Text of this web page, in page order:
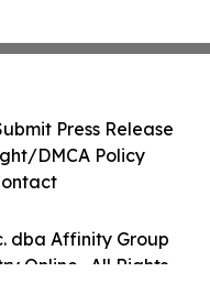
dba Affinity Group
Online . All Rights
Press Release
DMCA Policy